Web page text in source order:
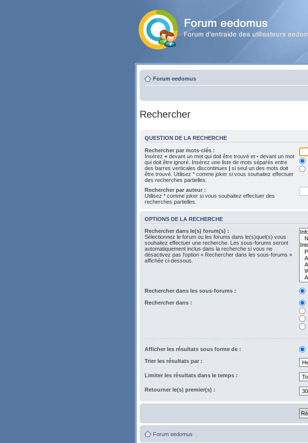
Forum eedomus
Rechercher
QUESTION DE LA RECHERCHE
Rechercher par mots-clés :
Insérez + devant un mot qui doit être trouvé et - devant un mot
qui doit être ignoré. Insérez une liste de mots séparés entre
des barres verticales discontinues | si seul un des mots doit
être trouvé. Utilisez * comme joker si vous souhaitez effectuer
des recherches partielles.
Rechercher par auteur :
Utilisez * comme joker si vous souhaitez effectuer des
recherches partielles.
OPTIONS DE LA RECHERCHE
Rechercher dans le(s) forum(s) :
Sélectionnez le forum ou les forums dans le(s)quel(s) vous
souhaitez effectuer une recherche. Les sous-forums seront
automatiquement inclus dans la recherche si vous ne
désactivez pas l’option « Rechercher dans les sous-forums »
affichée ci-dessous.
Rechercher dans les sous-forums :
Rechercher dans :
Afficher les résultats sous forme de :
Trier les résultats par :
Limiter les résultats dans le temps :
Retourner le(s) premier(s) :
Forum eedomus